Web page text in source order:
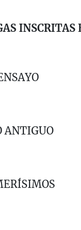
INSCRITAS
ANTIGUO